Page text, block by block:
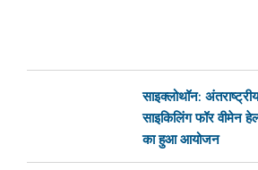
साइक्लोथॉन:
साइकिलिंग फॉर वीमेन
का हुआ आयोजन